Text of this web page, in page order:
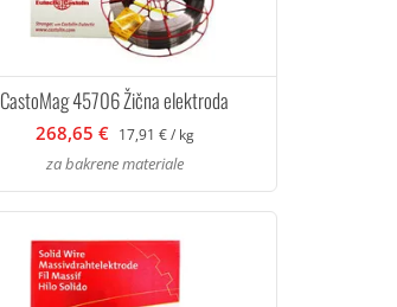
CastoMag 45706 Žična elektroda
268,65 € 17,91 € / kg
za bakrene materiale